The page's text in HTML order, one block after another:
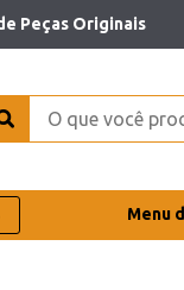
Peças Originais
Menu